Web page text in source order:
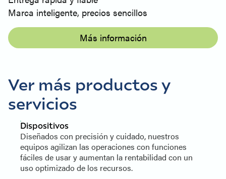
Marca inteligente, precios sencillos
Más información
Ver más productos y
servicios
Dispositivos
Diseñados con precisión y cuidado, nuestros
equipos agilizan las operaciones con funciones
fáciles de usar y aumentan la rentabilidad con un
uso optimizado de los recursos.